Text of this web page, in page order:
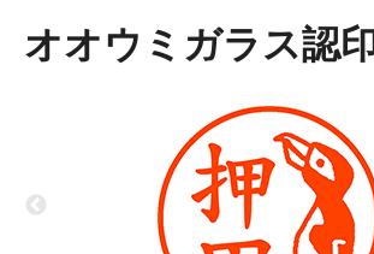
オオウミガラス認